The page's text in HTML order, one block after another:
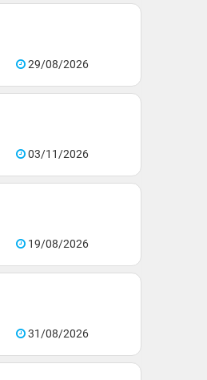
29/08/2026
03/11/2026
19/08/2026
31/08/2026